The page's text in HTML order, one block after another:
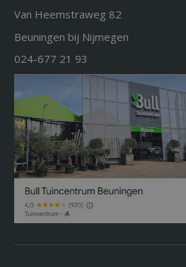
Van Heemstraweg 82
Beuningen bij Nijmegen
024-677 21 93